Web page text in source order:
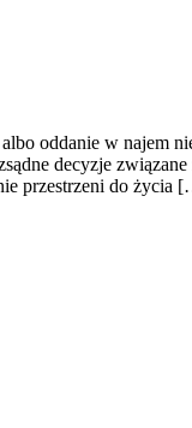
oddanie w najem
decyzje
przestrzeni do życia